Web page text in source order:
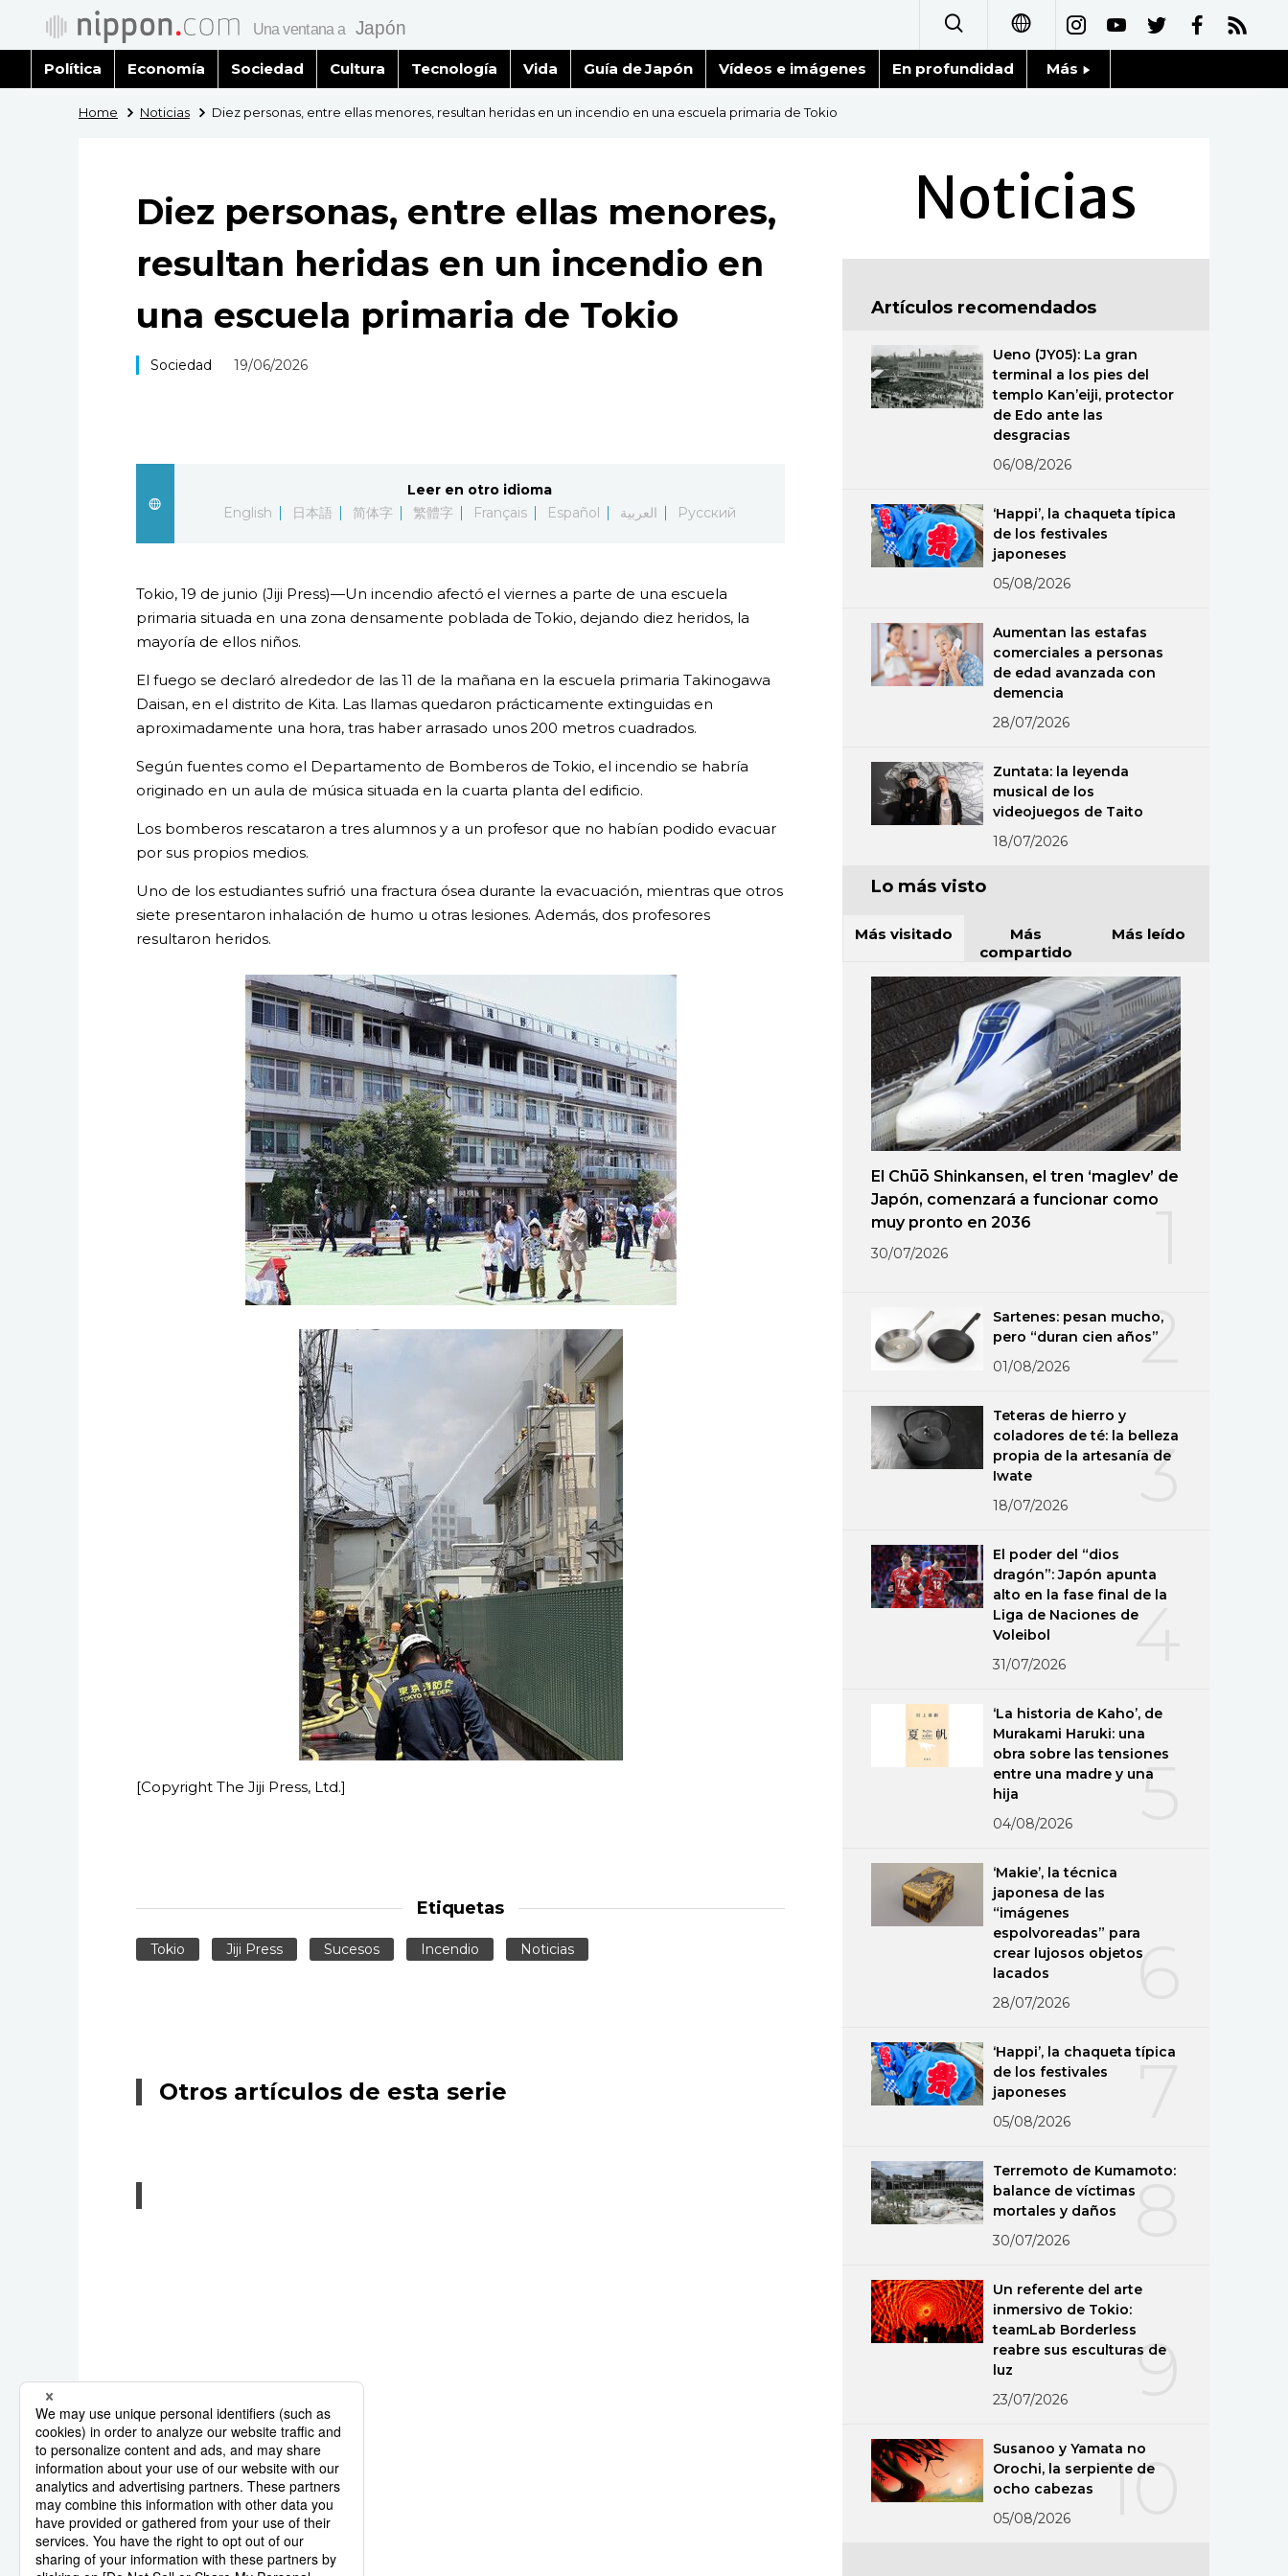
日本語
简体字
繁體字
العربية
Русский
Política Economía Sociedad Cultura Tecnología Vida Guía de Japón Vídeos e imágenes En profundidad Más
Fragmentos de Japón
Gente
Blog
Tokio
Avisos
Home Noticias Diez personas, entre ellas menores, resultan heridas en un incendio en una escuela primaria de Tokio
Diez personas, entre ellas menores,
resultan heridas en un incendio en
una escuela primaria de Tokio
Sociedad 19/06/2026
Leer en otro idioma
English
日本語 简体字 繁體字 Français Español العربية Русский
Tokio, 19 de junio (Jiji Press)—Un incendio afectó el viernes a parte de una escuela
primaria situada en una zona densamente poblada de Tokio, dejando diez heridos, la
mayoría de ellos niños.
El fuego se declaró alrededor de las 11 de la mañana en la escuela primaria Takinogawa
Daisan, en el distrito de Kita. Las llamas quedaron prácticamente extinguidas en
aproximadamente una hora, tras haber arrasado unos 200 metros cuadrados.
Según fuentes como el Departamento de Bomberos de Tokio, el incendio se habría
originado en un aula de música situada en la cuarta planta del edificio.
Los bomberos rescataron a tres alumnos y a un profesor que no habían podido evacuar
por sus propios medios.
Uno de los estudiantes sufrió una fractura ósea durante la evacuación, mientras que otros
siete presentaron inhalación de humo u otras lesiones. Además, dos profesores
resultaron heridos.
[Copyright The Jiji Press, Ltd.]
Etiquetas
Tokio Jiji Press Sucesos Incendio Noticias
Otros artículos de esta serie
Noticias
Artículos recomendados
Ueno (JY05): La gran
terminal a los pies del
templo Kan’eiji, protector
de Edo ante las
desgracias
06/08/2026
‘Happi’, la chaqueta típica
de los festivales
japoneses
05/08/2026
Aumentan las estafas
comerciales a personas
de edad avanzada con
demencia
28/07/2026
Zuntata: la leyenda
musical de los
videojuegos de Taito
18/07/2026
Lo más visto
Más visitado
Más
compartido
Más leído
El Chūō Shinkansen, el tren ‘maglev’ de
Japón, comenzará a funcionar como
muy pronto en 2036
30/07/2026
2
Sartenes: pesan mucho,
pero “duran cien años”
01/08/2026
3
Teteras de hierro y
coladores de té: la belleza
propia de la artesanía de
Iwate
18/07/2026
4
El poder del “dios
dragón”: Japón apunta
alto en la fase final de la
Liga de Naciones de
Voleibol
31/07/2026
5
‘La historia de Kaho’, de
Murakami Haruki: una
obra sobre las tensiones
entre una madre y una
hija
04/08/2026
6
‘Makie’, la técnica
japonesa de las
“imágenes
espolvoreadas” para
crear lujosos objetos
lacados
28/07/2026
7
‘Happi’, la chaqueta típica
de los festivales
japoneses
05/08/2026
8
Terremoto de Kumamoto:
balance de víctimas
mortales y daños
30/07/2026
9
Un referente del arte
inmersivo de Tokio:
teamLab Borderless
reabre sus esculturas de
luz
23/07/2026
10
Susanoo y Yamata no
Orochi, la serpiente de
ocho cabezas
05/08/2026